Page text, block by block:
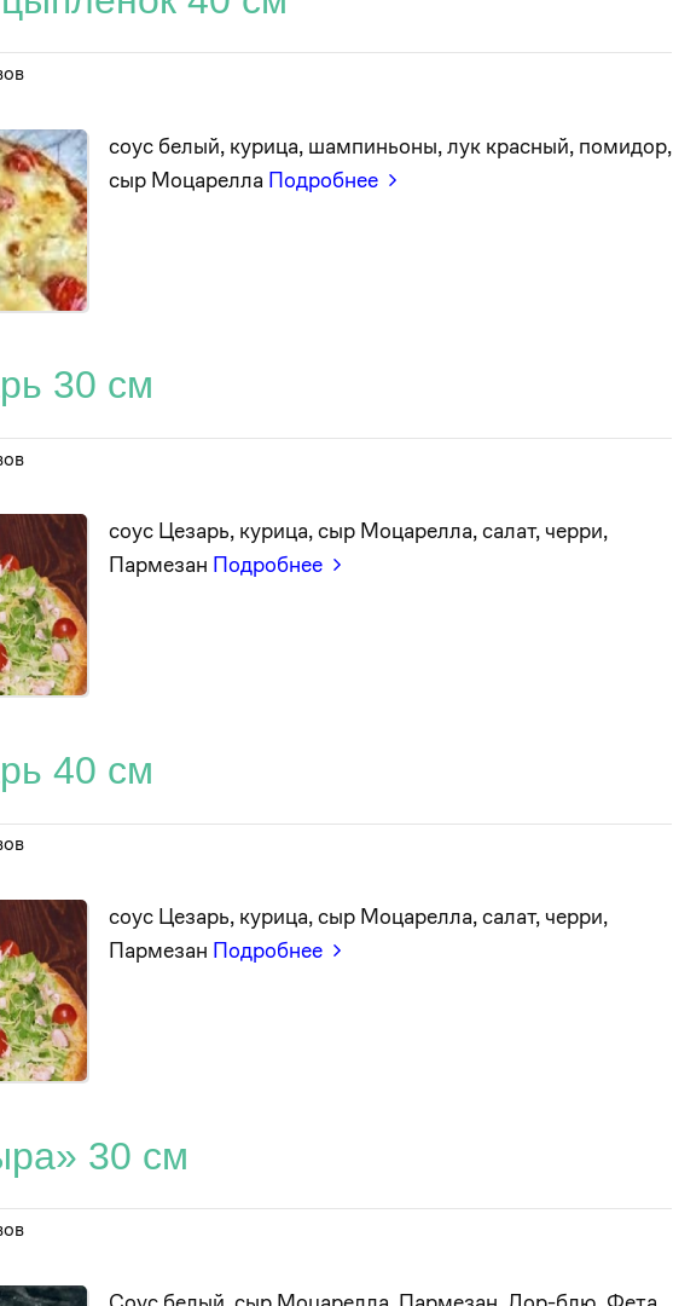
соус белый, курица, шампиньоны, лук красный, помидор,
сыр Моцарелла Подробнее
30 см
соус Цезарь, курица, сыр Моцарелла, салат, черри,
Пармезан Подробнее
40 см
соус Цезарь, курица, сыр Моцарелла, салат, черри,
Пармезан Подробнее
30 см